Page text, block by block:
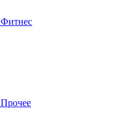
Фитнес
Прочее